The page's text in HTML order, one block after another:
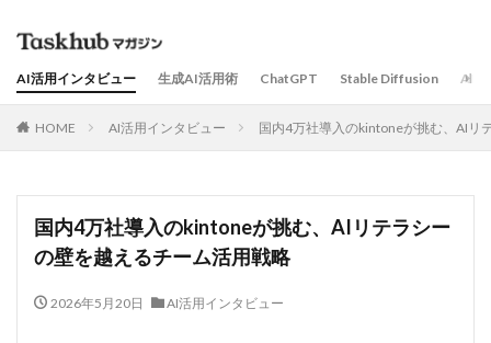
AI活用インタビュー 生成AI活用術 ChatGPT Stable Diffusion AIサ
HOME AI活用インタビュー 国内4万社導入のkintoneが挑む、AIリ
国内4万社導入のkintoneが挑む、AIリテラシー
の壁を越えるチーム活用戦略
2026年5月20日 AI活用インタビュー